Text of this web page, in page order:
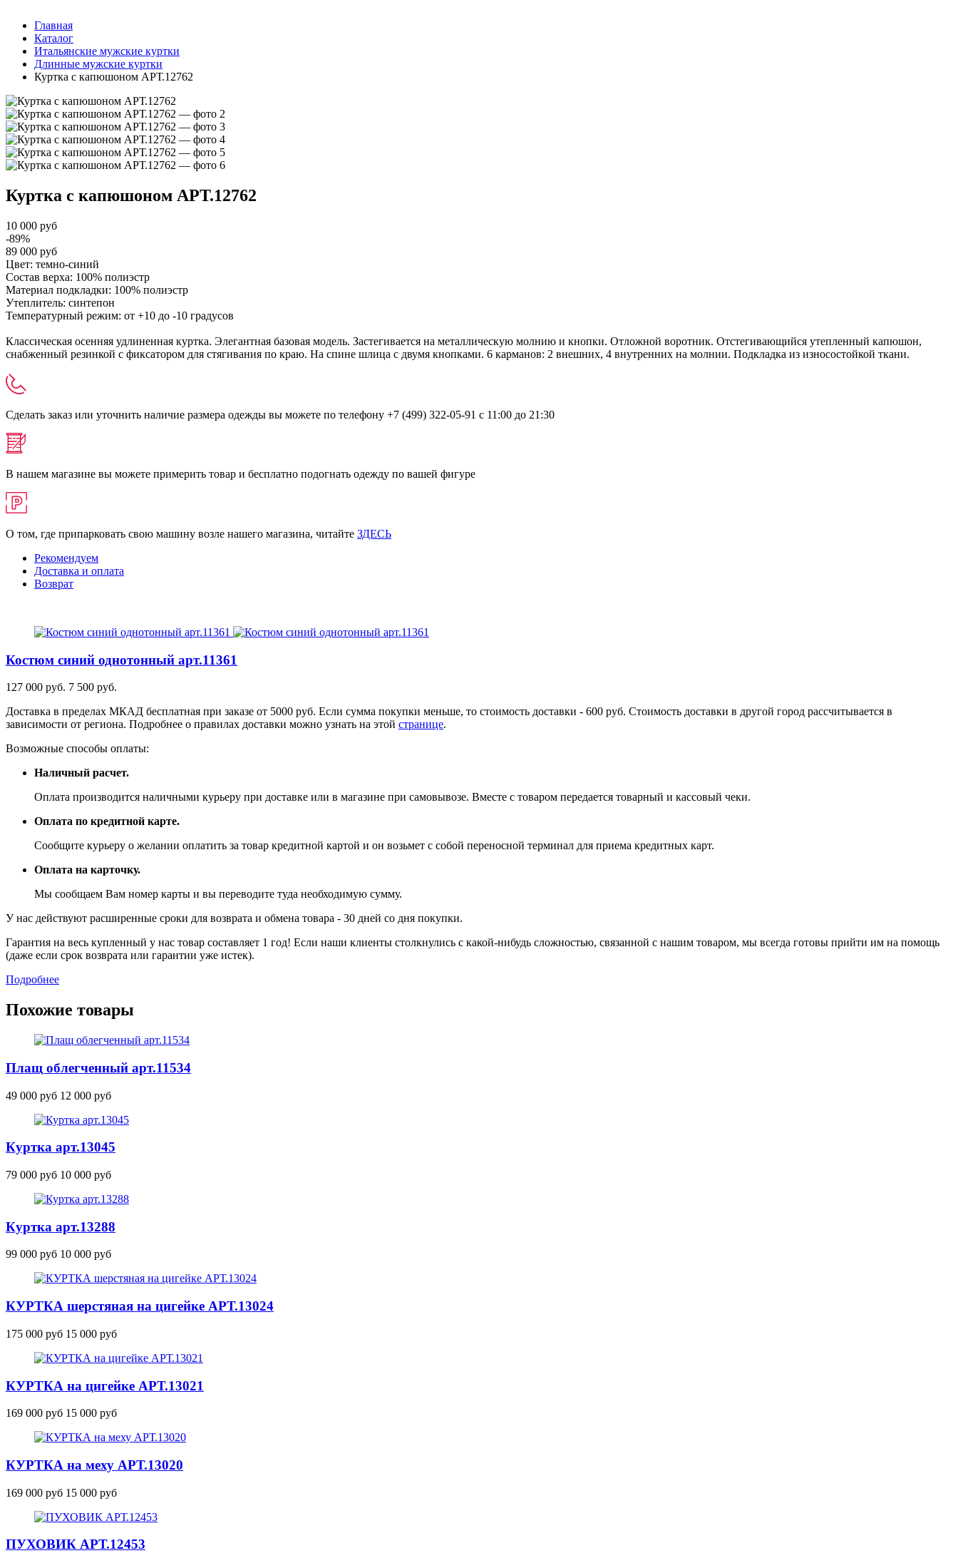
Главная
Каталог
Итальянские мужские куртки
Длинные мужские куртки
Куртка с капюшоном АРТ.12762
Куртка с капюшоном АРТ.12762
10 000 руб
-89%
89 000 руб
Цвет: темно-синий
Состав верха: 100% полиэстр
Материал подкладки: 100% полиэстр
Утеплитель: синтепон
Температурный режим: от +10 до -10 градусов
Классическая осенняя удлиненная куртка. Элегантная базовая модель. Застегивается на металлическую молнию и кнопки. Отложной воротник. Отстегивающийся утепленный капюшон,
снабженный резинкой с фиксатором для стягивания по краю. На спине шлица с двумя кнопками. 6 карманов: 2 внешних, 4 внутренних на молнии. Подкладка из износостойкой ткани.
Сделать заказ или уточнить наличие размера одежды вы можете по телефону +7 (499) 322-05-91 с 11:00 до 21:30
В нашем магазине вы можете примерить товар и бесплатно подогнать одежду по вашей фигуре
О том, где припарковать свою машину возле нашего магазина, читайте ЗДЕСЬ
Рекомендуем
Доставка и оплата
Возврат
Костюм синий однотонный арт.11361
127 000 руб. 7 500 руб.
Доставка в пределах МКАД бесплатная при заказе от 5000 руб. Если сумма покупки меньше, то стоимость доставки - 600 руб. Стоимость доставки в другой город рассчитывается в
зависимости от региона. Подробнее о правилах доставки можно узнать на этой странице.
Возможные способы оплаты:
Наличный расчет.
Оплата производится наличными курьеру при доставке или в магазине при самовывозе. Вместе с товаром передается товарный и кассовый чеки.
Оплата по кредитной карте.
Сообщите курьеру о желании оплатить за товар кредитной картой и он возьмет с собой переносной терминал для приема кредитных карт.
Оплата на карточку.
Мы сообщаем Вам номер карты и вы переводите туда необходимую сумму.
У нас действуют расширенные сроки для возврата и обмена товара - 30 дней со дня покупки.
Гарантия на весь купленный у нас товар составляет 1 год! Если наши клиенты столкнулись с какой-нибудь сложностью, связанной с нашим товаром, мы всегда готовы прийти им на помощь
(даже если срок возврата или гарантии уже истек).
Подробнее
Похожие товары
Плащ облегченный арт.11534
49 000 руб 12 000 руб
Куртка арт.13045
79 000 руб 10 000 руб
Куртка арт.13288
99 000 руб 10 000 руб
КУРТКА шерстяная на цигейке АРТ.13024
175 000 руб 15 000 руб
КУРТКА на цигейке АРТ.13021
169 000 руб 15 000 руб
КУРТКА на меху АРТ.13020
169 000 руб 15 000 руб
ПУХОВИК АРТ.12453